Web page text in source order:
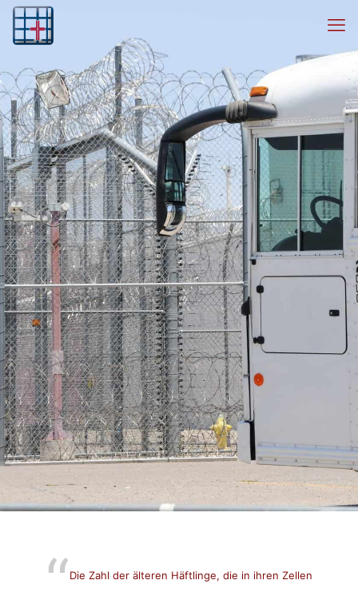
Die Zahl der älteren Häftlinge, die in ihren Zellen